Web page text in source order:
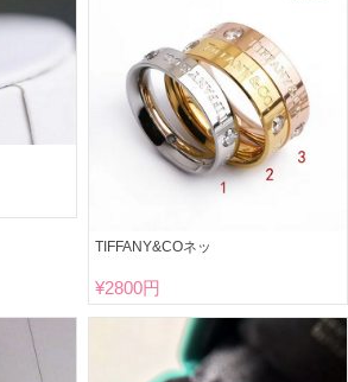
TIFFANY&COネッ
¥2800円